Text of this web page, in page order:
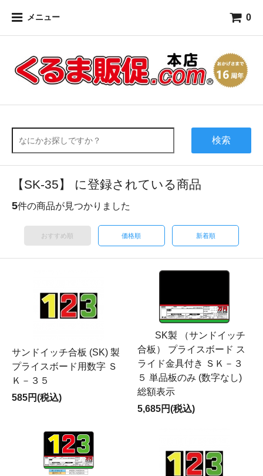
メニュー 0
検索
【SK-35】 に登録されている商品
5件の商品が見つかりました
おすすめ順 価格順 新着順
サンドイッチ合板 (SK) 製
プライスボード用数字 Ｓ
Ｋ－３５
585円(税込)
SK製 （サンドイッチ
合板） プライスボード ス
ライド金具付き ＳＫ－３
５ 単品板のみ (数字なし)
総額表示
5,685円(税込)